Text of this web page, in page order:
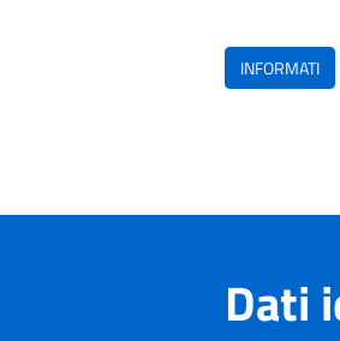
INFORMATI
Dati